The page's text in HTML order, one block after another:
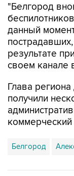
данный
результате
своем канале
Глава
Белгород